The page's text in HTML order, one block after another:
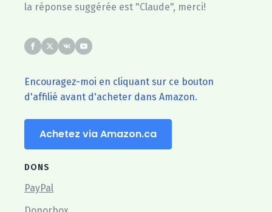
la réponse suggérée est "Claude", merci!
Encouragez-moi en cliquant sur ce bouton
d'affilié avant d'acheter dans Amazon.
Achetez via Amazon.ca
DONS
PayPal